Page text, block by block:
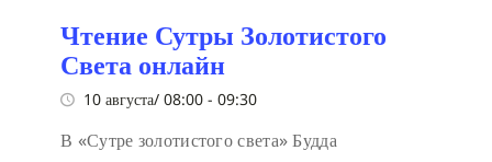
Чтение Сутры Золотистого
Света онлайн
10 августа/ 08:00 - 09:30
В «Сутре золотистого света» Будда